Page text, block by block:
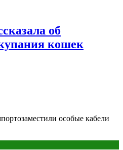
об
кошек
особые кабели